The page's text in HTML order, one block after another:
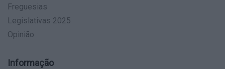
Freguesias
Legislativas 2025
Opinião
Informação